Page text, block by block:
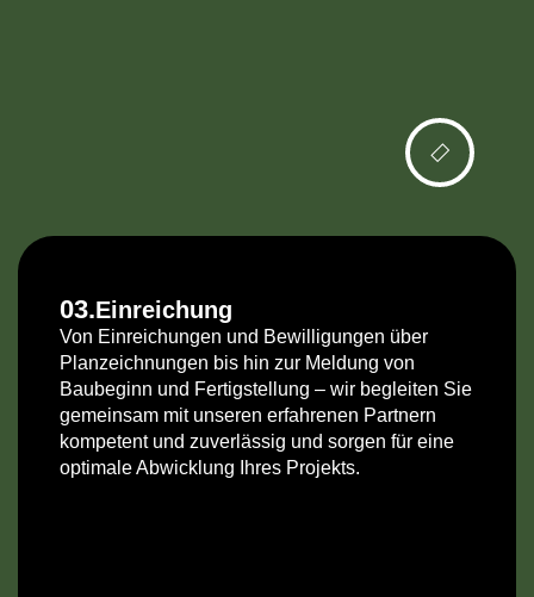
03.Einreichung
Von Einreichungen und Bewilligungen über
Planzeichnungen bis hin zur Meldung von
Baubeginn und Fertigstellung – wir begleiten Sie
gemeinsam mit unseren erfahrenen Partnern
kompetent und zuverlässig und sorgen für eine
optimale Abwicklung Ihres Projekts.